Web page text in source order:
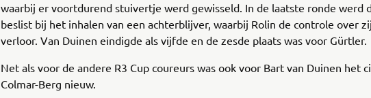
waarbij er voortdurend stuivertje werd gewisseld. In de laatste ronde werd
beslist bij het inhalen van een achterblijver, waarbij Rolin de controle over
verloor. Van Duinen eindigde als vijfde en de zesde plaats was voor Gürtler.
Net als voor de andere R3 Cup coureurs was ook voor Bart van Duinen het
Colmar-Berg nieuw.